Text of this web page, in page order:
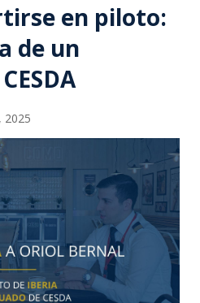
en piloto:
de un
2025